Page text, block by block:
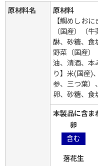
原材料名
原材料
【鯛めしお
（国産）（
醂、砂糖、食
野菜（国産）
油、清酒、本
り】米(国産)
参、三つ葉）
卵、砂糖、食
本製品に含ま
卵
含む
落花生